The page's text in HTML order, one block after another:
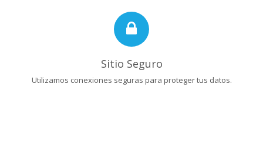
Sitio Seguro
Utilizamos conexiones seguras para proteger tus datos.